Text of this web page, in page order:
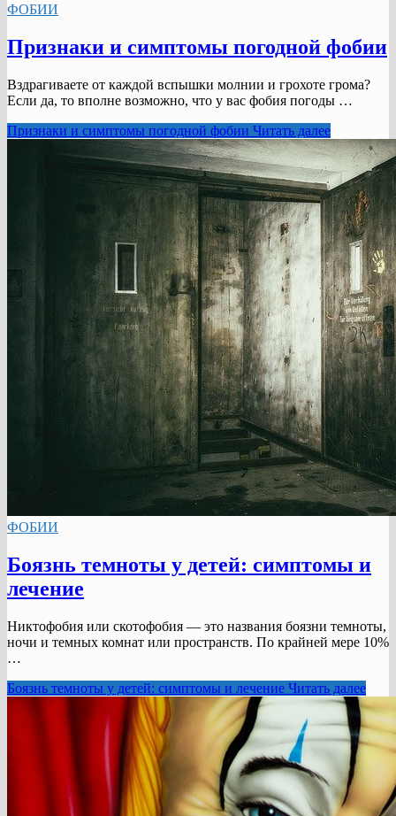
ФОБИИ
Признаки и симптомы погодной фобии
Вздрагиваете от каждой вспышки молнии и грохоте грома?
Если да, то вполне возможно, что у вас фобия погоды …
Признаки и симптомы погодной фобии Читать далее
ФОБИИ
Боязнь темноты у детей: симптомы и
лечение
Никтофобия или скотофобия — это названия боязни темноты,
ночи и темных комнат или пространств. По крайней мере 10%
…
Боязнь темноты у детей: симптомы и лечение Читать далее